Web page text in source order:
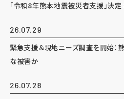
「令和8年熊本地震被災者支援」決定
26.07.29
緊急支援＆現地ニーズ調査を開始：
な被害か
26.07.28